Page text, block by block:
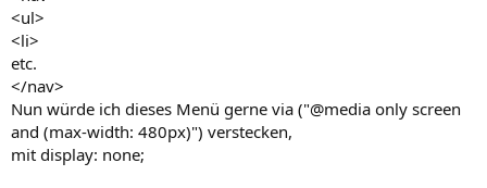
<ul>
<li>
etc.
</nav>
Nun würde ich dieses Menü gerne via ("@media only screen
and (max-width: 480px)") verstecken,
mit display: none;